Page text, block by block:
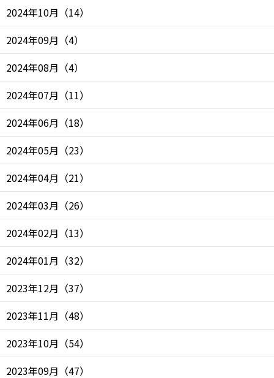
2024年10月 （14）
2024年09月 （4）
2024年08月 （4）
2024年07月 （11）
2024年06月 （18）
2024年05月 （23）
2024年04月 （21）
2024年03月 （26）
2024年02月 （13）
2024年01月 （32）
2023年12月 （37）
2023年11月 （48）
2023年10月 （54）
2023年09月 （47）